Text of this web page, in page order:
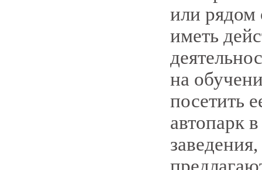
или
иметь
на
посетить
автопарк